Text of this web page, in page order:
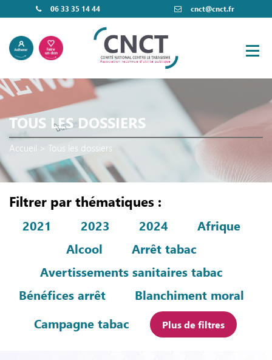
06 33 35 14 44 cnct@cnct.fr
TOUS LES DOSSIERS
Accueil > Tous les dossiers
Filtrer par thématiques :
2021 2023 2024
Afrique
Alcool
Arrêt tabac
Avertissements sanitaires tabac
Bénéfices arrêt
Blanchiment moral
Campagne tabac
Plus de filtres